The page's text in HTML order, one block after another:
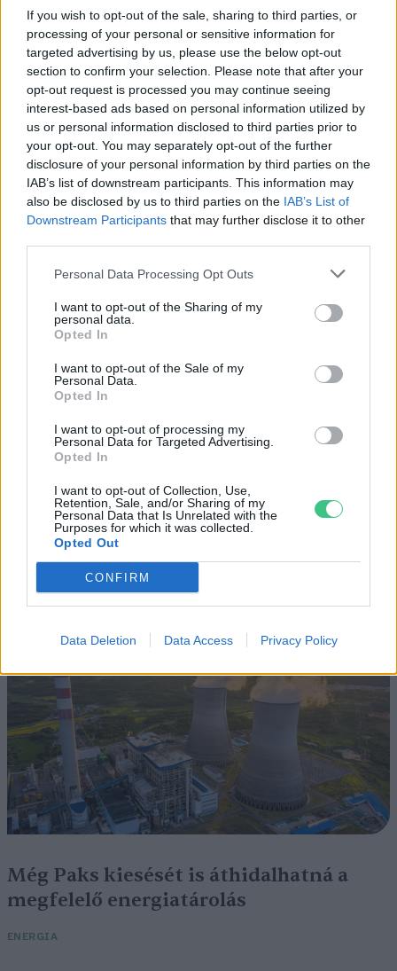
If you wish to opt-out of the sale, sharing to third parties, or
processing of your personal or sensitive information for
targeted advertising by us, please use the below opt-out
section to confirm your selection. Please note that after your
opt-out request is processed you may continue seeing
interest-based ads based on personal information utilized by
us or personal information disclosed to third parties prior to
your opt-out. You may separately opt-out of the further
disclosure of your personal information by third parties on the
IAB’s list of downstream participants. This information may
also be disclosed by us to third parties on the IAB’s List of
Downstream Participants that may further disclose it to other
Personal Data Processing Opt Outs
I want to opt-out of the Sharing of my
personal data.
Opted In
I want to opt-out of the Sale of my
Personal Data.
Opted In
I want to opt-out of processing my
Personal Data for Targeted Advertising.
Opted In
I want to opt-out of Collection, Use,
Retention, Sale, and/or Sharing of my
Personal Data that Is Unrelated with the
Purposes for which it was collected.
Opted Out
CONFIRM
Data Deletion Data Access Privacy Policy
Szöllősi Gáborral, a Gardenfutura ügyvezetőjével beszélgettünk.
Történelmi aszály sújtja Nagy-
Britanniát is
SZEMLE
Elképesztő felvétel mutatja meg,
kiszáradó Duna között
Még Paks kiesését is áthidalhatná a
megfelelő energiatárolás
ENERGIA